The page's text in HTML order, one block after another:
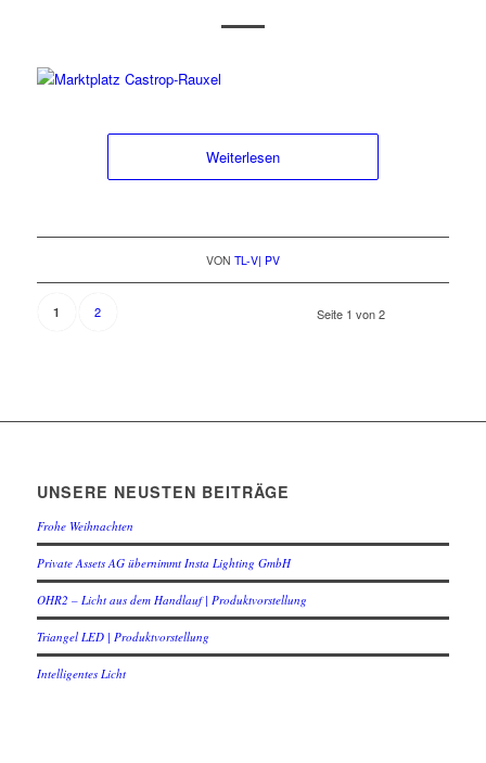
Weiterlesen
VON TL-V| PV
Seite 1 von 2
1 2
UNSERE NEUSTEN BEITRÄGE
Frohe Weihnachten
Private Assets AG übernimmt Insta Lighting GmbH
OHR2 – Licht aus dem Handlauf | Produktvorstellung
Triangel LED | Produktvorstellung
Intelligentes Licht